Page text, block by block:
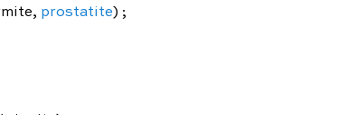
prostatite) ;